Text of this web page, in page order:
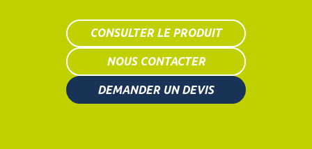
CONSULTER LE PRODUIT
NOUS CONTACTER
DEMANDER UN DEVIS